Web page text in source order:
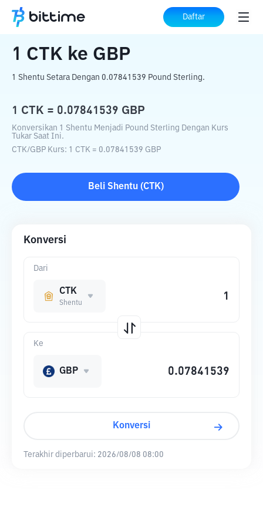
Daftar
Beranda Konverter Kripto ke GBP
1 CTK ke GBP
1 Shentu Setara Dengan 0.07841539 Pound Sterling.
1 CTK = 0.07841539 GBP
Konversikan 1 Shentu Menjadi Pound Sterling Dengan Kurs
Tukar Saat Ini.
CTK/GBP Kurs: 1 CTK = 0.07841539 GBP
Beli Shentu(CTK)
Konversi
Dari
CTK
Shentu
Ke
GBP
Konversi
Terakhir diperbarui: 2026/08/08 08:00